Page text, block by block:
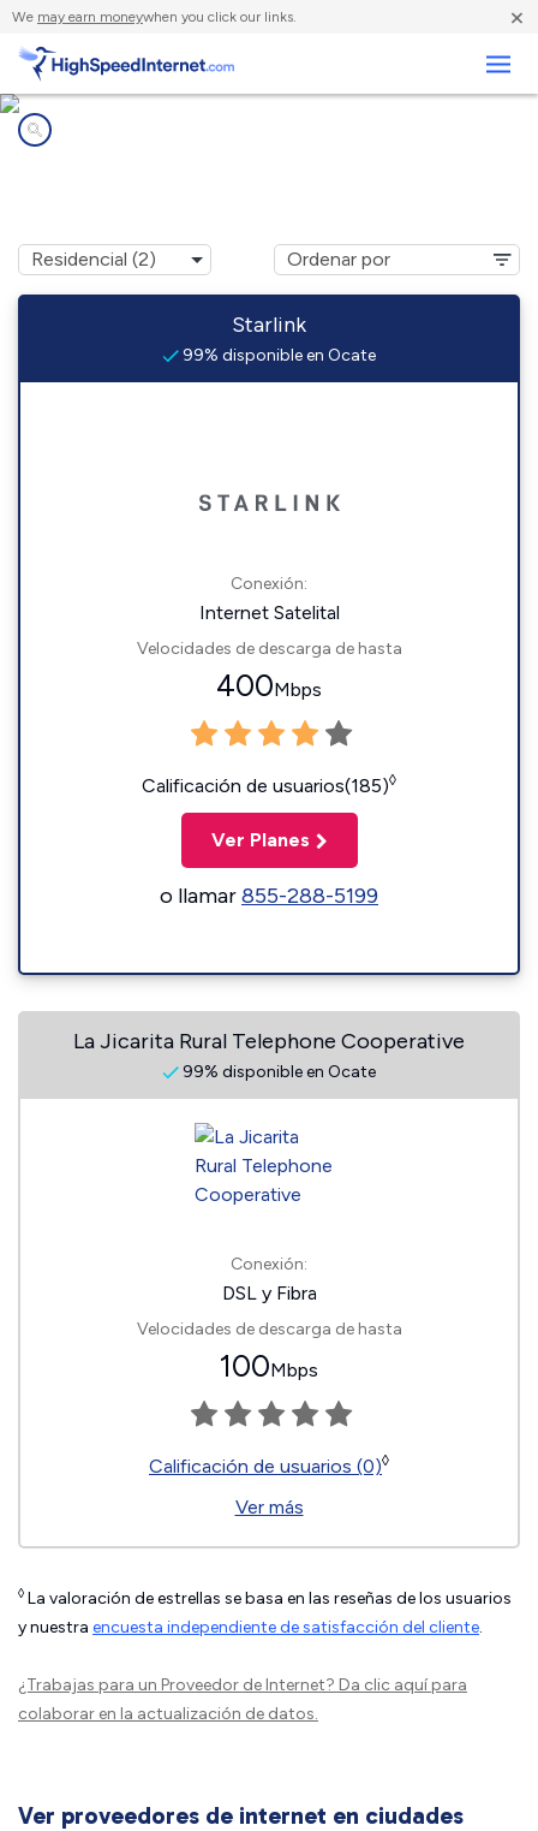
We may earn moneywhen you click our links. ×
Starlink
99% disponible en Ocate
Conexión:
Internet Satelital
Velocidades de descarga de hasta
400Mbps
Calificación de usuarios(185)◊
Ver Planes
o llamar855-288-5199
La Jicarita Rural Telephone Cooperative
99% disponible en Ocate
Conexión:
DSL y Fibra
Velocidades de descarga de hasta
100Mbps
Calificación de usuarios (0)◊
Ver más
◊ La valoración de estrellas se basa en las reseñas de los usuarios
y nuestra encuesta independiente de satisfacción del cliente.
¿Trabajas para un Proveedor de Internet? Da clic aquípara
colaborar en la actualización de datos.
Ver proveedores de internet en ciudades